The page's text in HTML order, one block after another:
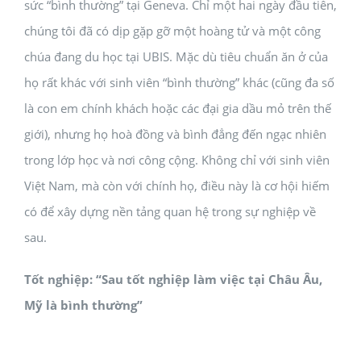
sức “bình thường” tại Geneva. Chỉ một hai ngày đầu tiên,
chúng tôi đã có dịp gặp gỡ một hoàng tử và một công
chúa đang du học tại UBIS. Mặc dù tiêu chuẩn ăn ở của
họ rất khác với sinh viên “bình thường” khác (cũng đa số
là con em chính khách hoặc các đại gia dầu mỏ trên thế
giới), nhưng họ hoà đồng và bình đẳng đến ngạc nhiên
trong lớp học và nơi công cộng. Không chỉ với sinh viên
Việt Nam, mà còn với chính họ, điều này là cơ hội hiếm
có để xây dựng nền tảng quan hệ trong sự nghiệp về
sau.
Tốt nghiệp: “Sau tốt nghiệp làm việc tại Châu Âu,
Mỹ là bình thường”